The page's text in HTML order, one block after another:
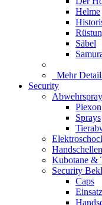
Helme
Säbel
Mehr
Security
Piexon
Sprays
Handschellen
Kubotane &
Security
Caps